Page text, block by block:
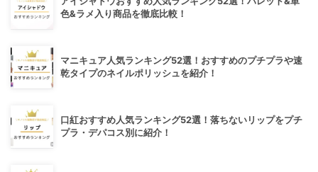
色&ラメ入り商品を徹底比較！
マニキュア人気ランキング52選！おすすめのプチプラや速
乾タイプのネイルポリッシュを紹介！
口紅おすすめ人気ランキング52選！落ちないリップをプチ
プラ・デパコス別に紹介！